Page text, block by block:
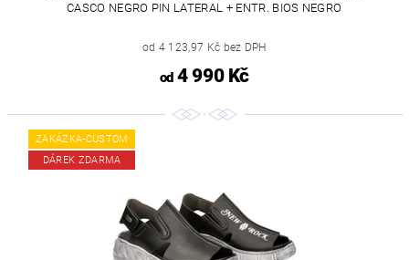
CASCO NEGRO PIN LATERAL + ENTR. BIOS NEGRO
od 4 123,97 Kč bez DPH
od4 990 Kč
ZAKÁZKA-CUSTOM
DÁREK ZDARMA